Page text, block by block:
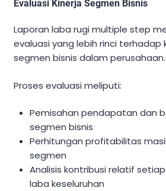
Evaluasi Kinerja Segmen Bisnis
Laporan laba rugi multiple step
evaluasi yang lebih rinci terhadap
segmen bisnis dalam perusahaan.
Proses evaluasi meliputi:
Pemisahan pendapatan dan
segmen bisnis
Perhitungan profitabilitas
segmen
Analisis kontribusi relatif
laba keseluruhan